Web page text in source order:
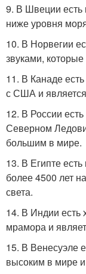
9. В Швеции есть
ниже уровня
10. В Норвегии
звуками,
11. В Канаде
с США и
12. В России
Северном
большим в мире.
13. В Египте
более 4500 лет
света.
14. В Индии есть
мрамора и
15. В Венесуэле
высоким в мире